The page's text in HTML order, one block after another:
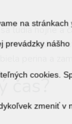
na stránkach
cookies.
zmeniť v
ľudia hojne a
na
perina a
čas?